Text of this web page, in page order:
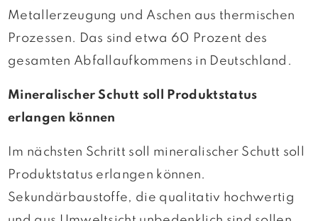
Metallerzeugung und Aschen aus thermischen
Prozessen. Das sind etwa 60 Prozent des
gesamten Abfallaufkommens in Deutschland.
Mineralischer Schutt soll Produktstatus
erlangen können
Im nächsten Schritt soll mineralischer Schutt soll
Produktstatus erlangen können.
Sekundärbaustoffe, die qualitativ hochwertig